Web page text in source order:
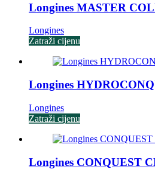
Longines MASTER
Longines
Zatraži cijenu
Longines
Longines
Zatraži cijenu
Longines CONQUEST